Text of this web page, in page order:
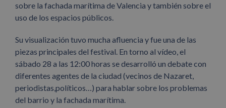
sobre la fachada marítima de Valencia y también sobre el
uso de los espacios públicos.
Su visualización tuvo mucha afluencia y fue una de las
piezas principales del festival. En torno al vídeo, el
sábado 28 a las 12:00 horas se desarrolló un debate con
diferentes agentes de la ciudad (vecinos de Nazaret,
periodistas,políticos…) para hablar sobre los problemas
del barrio y la fachada marítima.